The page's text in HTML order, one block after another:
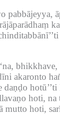
akaronto
hoti,
hoti,